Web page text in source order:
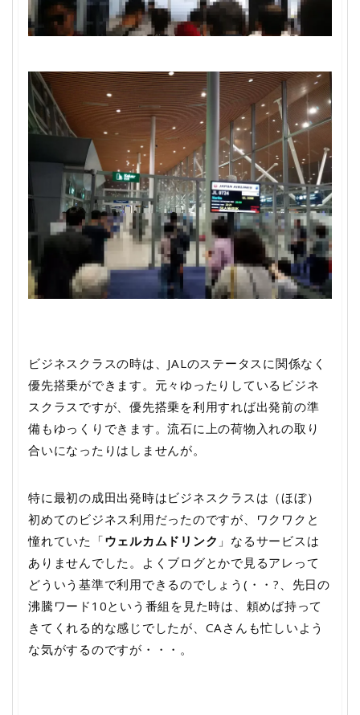
ビジネスクラスの時は、JALのステータスに関係なく
優先搭乗ができます。元々ゆったりしているビジネ
スクラスですが、優先搭乗を利用すれば出発前の準
備もゆっくりできます。流石に上の荷物入れの取り
合いになったりはしませんが。
特に最初の成田出発時はビジネスクラスは（ほぼ）
初めてのビジネス利用だったのですが、ワクワクと
憧れていた「ウェルカムドリンク 」なるサービスは
ありませんでした。よくブログとかで見るアレって
どういう基準で利用できるのでしょう(・・?、先日の
沸騰ワード10という番組を見た時は、頼めば持って
きてくれる的な感じでしたが、CAさんも忙しいよう
な気がするのですが・・・。